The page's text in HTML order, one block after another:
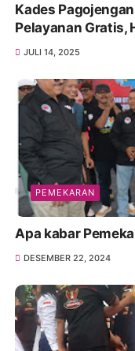
Kades
Pelayanan Gratis,
JULI 14, 2025
PEMEKARAN
Apa kabar
DESEMBER 22, 2024